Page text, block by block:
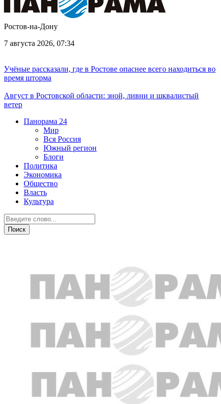
Ростов-на-Дону
7 августа 2026, 07:34
Учёные рассказали, где в Ростове опаснее всего находиться во
время шторма
Август в Ростовской области: зной, ливни и шквалистый
ветер
Панорама 24
Мир
Вся Россия
Южный регион
Блоги
Политика
Экономика
Общество
Власть
Культура